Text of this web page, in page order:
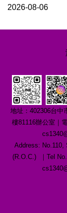
2026-08-06
地址：402306台中
樓81116辦公室｜
Address: No.110,
(R.O.C.) ｜Tel